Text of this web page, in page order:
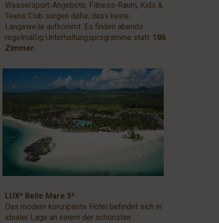
Wassersport-Angebote, Fitness-Raum, Kids &
Teens Club sorgen dafür, dass keine
Langeweile aufkommt. Es finden abends
regelmäßig Unterhaltungsprogramme statt. 186
Zimmer.
LUX* Belle Mare 5*
Das modern konzipierte Hotel befindet sich in
idealer Lage an einem der schönsten